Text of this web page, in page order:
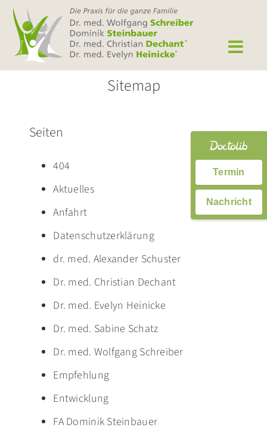
Termin
Nachricht
Zum
Inhalt
springen
Sitemap
Seiten
404
Aktuelles
Anfahrt
Datenschutzerklärung
dr. med. Alexander Schuster
Dr. med. Christian Dechant
Dr. med. Evelyn Heinicke
Dr. med. Sabine Schatz
Dr. med. Wolfgang Schreiber
Empfehlung
Entwicklung
FA Dominik Steinbauer